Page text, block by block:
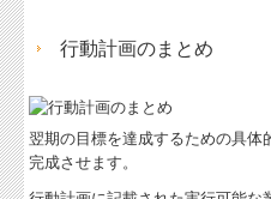
行動計画のまとめ
翌期の目標を達成するための具体
完成させます。